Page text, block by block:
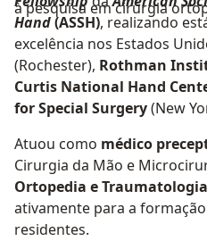
à pesquisa em cirurgia
Hand(ASSH), realizando
excelência nos Estados
(Rochester), Rothman
Curtis National Hand
for Special Surgery(New
Atuou como médico
Cirurgia da Mão e
Ortopedia e Traumatologia
ativamente para a
residentes.